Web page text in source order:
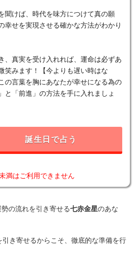
聞けば、時代を味方につけて真の願
幸せを実現させる確かな方法がわかり
、真実を受け入れれば、運命は必ずあ
笑みます！【今よりも遅い時はな
の言葉を胸にあなたが幸せになる為の
と「前進」の方法を手に入れましょ
誕生日で占う
満はご利用できません
の流れを引き寄せる七赤金星のあな
引き寄せるからこそ、徹底的な準備を行